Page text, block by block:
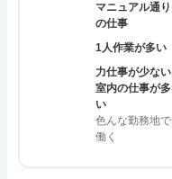
マニュアル通り
の仕事
1人作業が多い
力仕事が少ない
室内の仕事が多
い
色んな勤務地で
働く